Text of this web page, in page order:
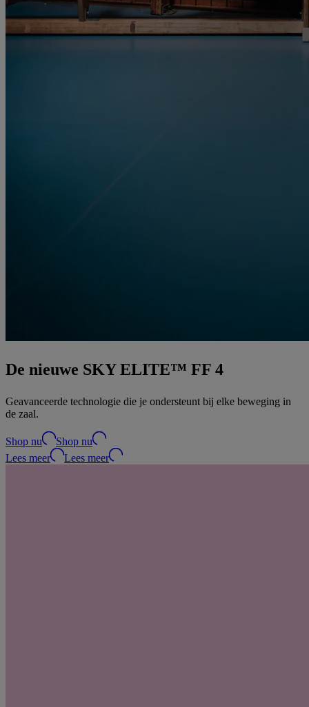
De nieuwe SKY ELITE™ FF 4
Geavanceerde technologie die je ondersteunt bij elke beweging in
de zaal.
Shop nu
Shop nu
Lees meer
Lees meer